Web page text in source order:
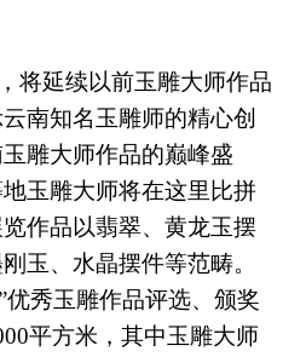
将延续以前玉雕大师作品
南知名玉雕师的精心创
雕大师作品的巅峰盛
玉雕大师将在这里比拼
作品以翡翠、黄龙玉摆
玉、水晶摆件等范畴。
优秀玉雕作品评选、颁奖
平方米，其中玉雕大师